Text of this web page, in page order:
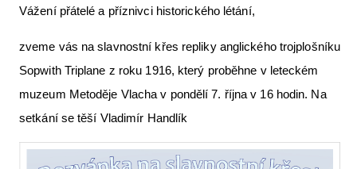
Vážení přátelé a příznivci historického létání,
zveme vás na slavnostní křes repliky anglického trojplošníku
Sopwith Triplane z roku 1916, který proběhne v leteckém
muzeum Metoděje Vlacha v pondělí 7. října v 16 hodin. Na
setkání se těší Vladimír Handlík
Série & speciály
Letecká videa
Letecká muzea